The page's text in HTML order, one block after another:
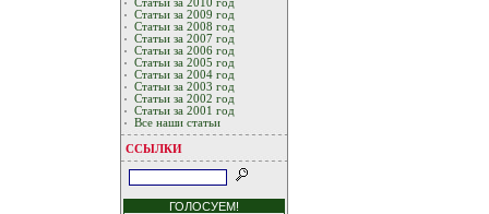
Статьи за 2010 год
Статьи за 2009 год
Статьи за 2008 год
Статьи за 2007 год
Статьи за 2006 год
Статьи за 2005 год
Статьи за 2004 год
Статьи за 2003 год
Статьи за 2002 год
Статьи за 2001 год
Все наши статьи
ССЫЛКИ
ГОЛОСУЕМ!